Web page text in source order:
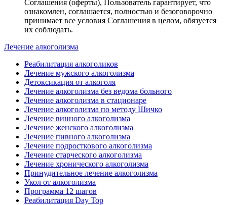
Соглашения (оферты), Пользователь гарантирует, что
ознакомлен, соглашается, полностью и безоговорочно
принимает все условия Соглашения в целом, обязуется
их соблюдать.
Лечение алкоголизма
Реабилитация алкоголиков
Лечение мужского алкоголизма
Детоксикация от алкоголя
Лечение алкоголизма без ведома больного
Лечение алкоголизма в стационаре
Лечение алкоголизма по методу Шичко
Лечение винного алкоголизма
Лечение женского алкоголизма
Лечение пивного алкоголизма
Лечение подросткового алкоголизма
Лечение старческого алкоголизма
Лечение хронического алкоголизма
Принудительное лечение алкоголизма
Укол от алкоголизма
Программа 12 шагов
Реабилитация Day Top